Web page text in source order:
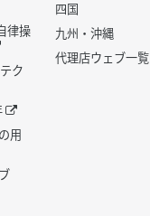
律操
ク
用
四国
九州・沖縄
代理店ウェブ一覧